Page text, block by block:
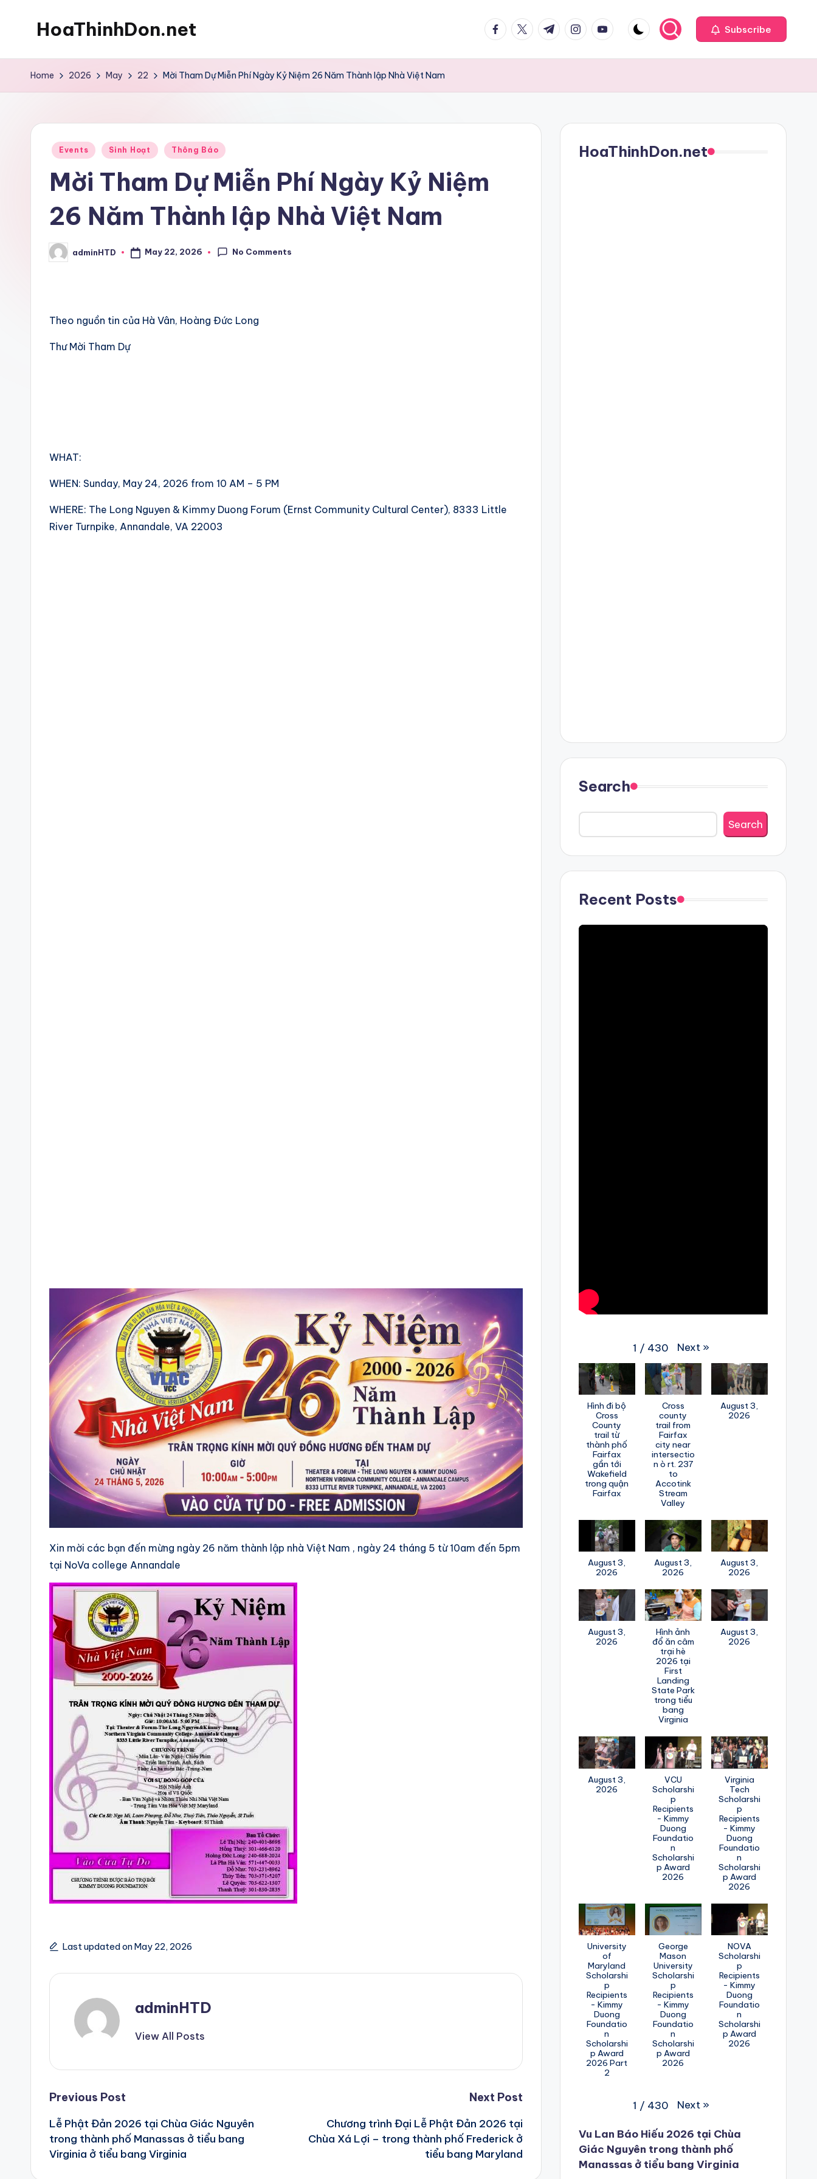
HoaThinhDon.net
Events
D.C.
Metropolitan
facebook.com
twitter.com
t.me instagram.com
youtube.com Subscribe
Home 2026 May 22 Mời Tham Dự Miễn Phí Ngày Kỷ Niệm 26 Năm Thành lập Nhà Việt Nam
Posted
Events Sinh Hoạt Thông Báo
Mời Tham Dự Miễn Phí Ngày Kỷ Niệm
26 Năm Thành lập Nhà Việt Nam
Posted
by
adminHTD May 22, 2026 No Comments
Theo nguồn tin của Hà Vân, Hoàng Đức Long
Thư Mời Tham Dự
WHAT:
WHEN: Sunday, May 24, 2026 from 10 AM – 5 PM
WHERE: The Long Nguyen & Kimmy Duong Forum (Ernst Community Cultural Center), 8333 Little
River Turnpike, Annandale, VA 22003
Xin mời các bạn đến mừng ngày 26 năm thành lập nhà Việt Nam , ngày 24 tháng 5 từ 10am đến 5pm
tại NoVa college Annandale
Last updated on May 22, 2026
adminHTD
View All Posts
Post
navigation
Previous Post
Lễ Phật Đản 2026 tại Chùa Giác Nguyên
trong thành phố Manassas ở tiểu bang
Virginia ở tiểu bang Virginia
Next Post
Chương trình Đại Lễ Phật Đản 2026 tại
Chùa Xá Lợi – trong thành phố Frederick ở
tiểu bang Maryland
HoaThinhDon.net
Search
Search
Recent Posts
1 / 430 Next »
Hình đi bộ
Cross
County
trail từ
thành phố
Fairfax
gần tới
Wakefield
trong quận
Fairfax
Cross
county
trail from
Fairfax
city near
intersectio
n ò rt. 237
to
Accotink
Stream
Valley
August 3,
2026
August 3,
2026
August 3,
2026
August 3,
2026
August 3,
2026
Hình ảnh
đổ ăn câm
trại hè
2026 tại
First
Landing
State Park
trong tiểu
bang
Virginia
August 3,
2026
August 3,
2026
VCU
Scholarshi
p
Recipients
- Kimmy
Duong
Foundatio
n
Scholarshi
p Award
2026
Virginia
Tech
Scholarshi
p
Recipients
- Kimmy
Duong
Foundatio
n
Scholarshi
p Award
2026
University
of
Maryland
Scholarshi
p
Recipients
- Kimmy
Duong
Foundatio
n
Scholarshi
p Award
2026 Part
2
George
Mason
University
Scholarshi
p
Recipients
- Kimmy
Duong
Foundatio
n
Scholarshi
p Award
2026
NOVA
Scholarshi
p
Recipients
- Kimmy
Duong
Foundatio
n
Scholarshi
p Award
2026
1 / 430 Next »
Vu Lan Báo Hiếu 2026 tại Chùa
Giác Nguyên trong thành phố
Manassas ở tiểu bang Virginia